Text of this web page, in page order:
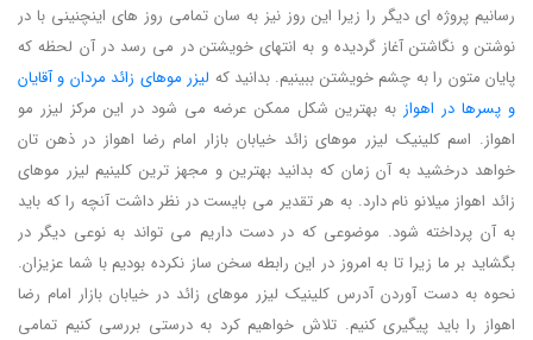
رسانیم پروژه ای دیگر را زیرا این روز نیز به سان تمامی روز های اینچنینی با در
نوشتن و نگاشتن آغاز گردیده و به انتهای خویشتن در می رسد در آن لحظه که
پایان متون را به چشم خویشتن ببینیم. بدانید که لیزر موهای زائد مردان و آقایان
و پسرها در اهواز به بهترین شکل ممکن عرضه می شود در این مرکز لیزر مو
اهواز. اسم کلینیک لیزر موهای زائد خیابان بازار امام رضا اهواز در ذهن تان
خواهد درخشید به آن زمان که بدانید بهترین و مجهز ترین کلینیم لیزر موهای
زائد اهواز میلانو نام دارد. به هر تقدیر می بایست در نظر داشت آنچه را که باید
به آن پرداخته شود. موضوعی که در دست داریم می تواند به نوعی دیگر در
بگشاید بر ما زیرا تا به امروز در این رابطه سخن ساز نکرده بودیم با شما عزیزان.
نحوه به دست آوردن آدرس کلینیک لیزر موهای زائد در خیابان بازار امام رضا
اهواز را باید پیگیری کنیم. تلاش خواهیم کرد به درستی بررسی کنیم تمامی